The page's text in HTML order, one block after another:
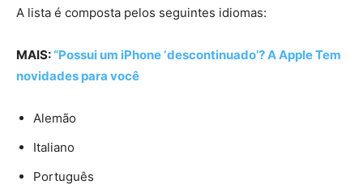
A lista é composta pelos seguintes idiomas:
MAIS:“Possui um iPhone ‘descontinuado’? A Apple Tem
novidades para você
Alemão
Italiano
Português